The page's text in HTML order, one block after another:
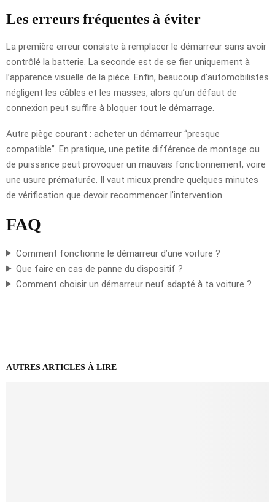
Les erreurs fréquentes à éviter
La première erreur consiste à remplacer le démarreur sans avoir
contrôlé la batterie. La seconde est de se fier uniquement à
l’apparence visuelle de la pièce. Enfin, beaucoup d’automobilistes
négligent les câbles et les masses, alors qu’un défaut de
connexion peut suffire à bloquer tout le démarrage.
Autre piège courant : acheter un démarreur “presque
compatible”. En pratique, une petite différence de montage ou
de puissance peut provoquer un mauvais fonctionnement, voire
une usure prématurée. Il vaut mieux prendre quelques minutes
de vérification que devoir recommencer l’intervention.
FAQ
Comment fonctionne le démarreur d’une voiture ?
Que faire en cas de panne du dispositif ?
Comment choisir un démarreur neuf adapté à ta voiture ?
AUTRES ARTICLES À LIRE